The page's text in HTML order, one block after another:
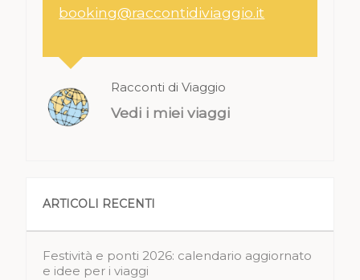
booking@raccontidiviaggio.it
Racconti di Viaggio
Vedi i miei viaggi
ARTICOLI RECENTI
Festività e ponti 2026: calendario aggiornato
e idee per i viaggi